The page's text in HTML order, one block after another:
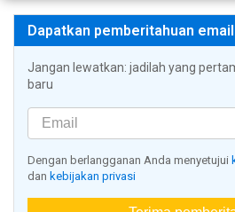
Dapatkan pemberitahuan email
Jangan lewatkan: jadilah yang
baru
Dengan berlangganan Anda menyetujui
dan kebijakan privasi